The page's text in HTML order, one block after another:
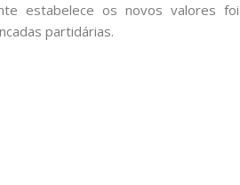
estabelece os novos valores foi
partidárias.